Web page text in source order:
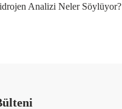
Analizi Neler Söylüyor?